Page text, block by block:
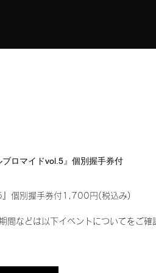
ロマイドvol.5』個別握手券付
』個別握手券付1,700円(税込み)
間などは以下イベントについてをご確